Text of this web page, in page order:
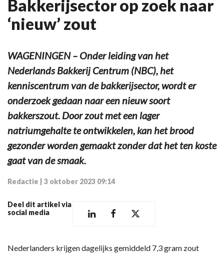
Bakkerijsector op zoek naar
‘nieuw’ zout
WAGENINGEN – Onder leiding van het
Nederlands Bakkerij Centrum (NBC), het
kenniscentrum van de bakkerijsector, wordt er
onderzoek gedaan naar een nieuw soort
bakkerszout. Door zout met een lager
natriumgehalte te ontwikkelen, kan het brood
gezonder worden gemaakt zonder dat het ten koste
gaat van de smaak.
Redactie 3 oktober 2023 09:14
Deel dit artikel via
social media
Nederlanders krijgen dagelijks gemiddeld 7,3 gram zout